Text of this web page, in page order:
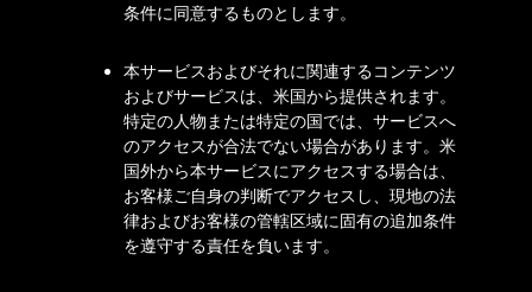
条件に同意するものとします。
本サービスおよびそれに関連するコンテンツ
およびサービスは、米国から提供されます。
特定の人物または特定の国では、サービスへ
のアクセスが合法でない場合があります。米
国外から本サービスにアクセスする場合は、
お客様ご自身の判断でアクセスし、現地の法
律およびお客様の管轄区域に固有の追加条件
を遵守する責任を負います。